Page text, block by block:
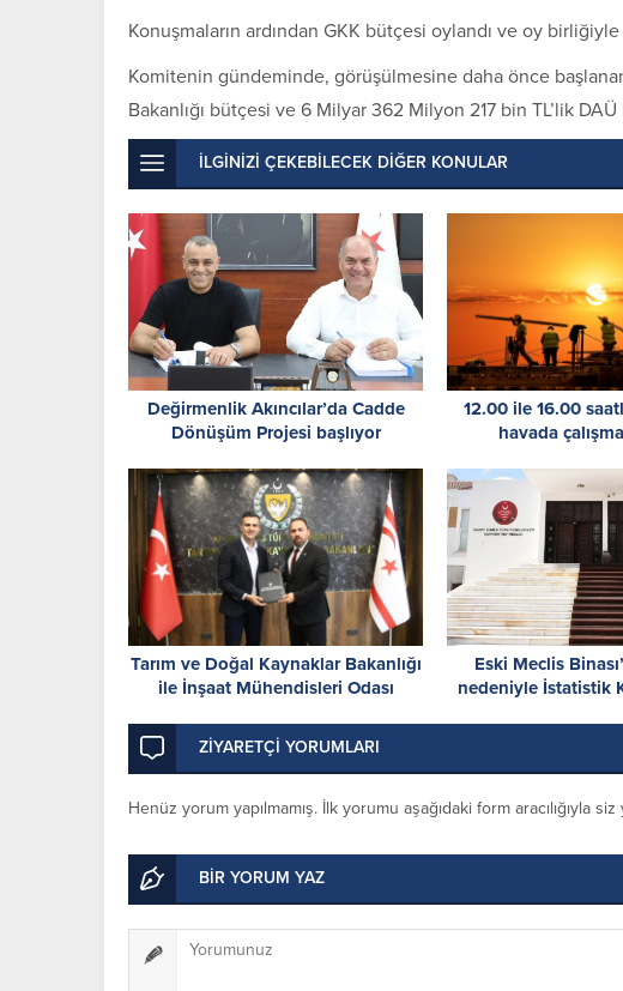
Konuşmaların ardından GKK bütçesi oylandı ve oy
Komitenin gündeminde, görüşülmesine daha önce
Bakanlığı bütçesi ve 6 Milyar 362 Milyon 217 bin TL’lik
İLGİNİZİ ÇEKEBİLECEK DİĞER KONULAR
Değirmenlik Akıncılar’da Cadde
Dönüşüm Projesi başlıyor
12.00 ile 16.00
havada
Tarım ve Doğal Kaynaklar Bakanlığı
ile İnşaat Mühendisleri Odası
imzalandı
Eski Meclis
nedeniyle İstatistik
ZİYARETÇİ YORUMLARI
Henüz yorum yapılmamış. İlk yorumu aşağıdaki form aracılığıyla
BİR YORUM YAZ